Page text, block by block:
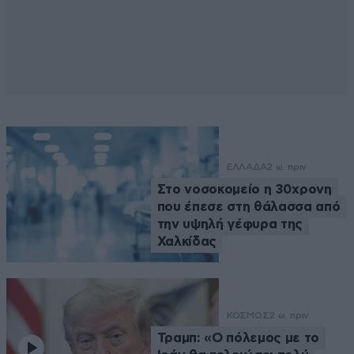
ΕΛΛΑΔΑ2 ω. πριν
Στο νοσοκομείο η 30χρονη
που έπεσε στη θάλασσα από
την υψηλή γέφυρα της
Χαλκίδας
ΚΟΣΜΟΣ2 ω. πριν
Τραμπ: «Ο πόλεμος με το